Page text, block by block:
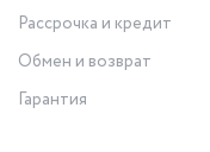
Рассрочка и кредит
Обмен и возврат
Гарантия